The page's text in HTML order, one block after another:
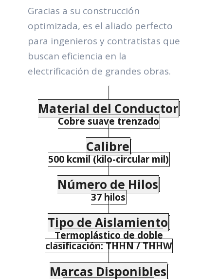
Gracias a su construcción
optimizada, es el aliado perfecto
para ingenieros y contratistas que
buscan eficiencia en la
electrificación de grandes obras.
Material del Conductor
Cobre suave trenzado
Calibre
500 kcmil (kilo-circular mil)
Número de Hilos
37 hilos
Tipo de Aislamiento
Termoplástico de doble
clasificación: THHN / THHW
Marcas Disponibles